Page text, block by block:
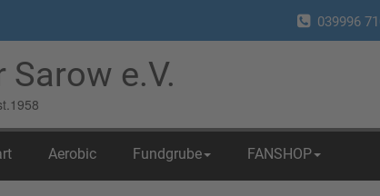
039996
Sarow e.V.
Aerobic Fundgrube FANSHOP